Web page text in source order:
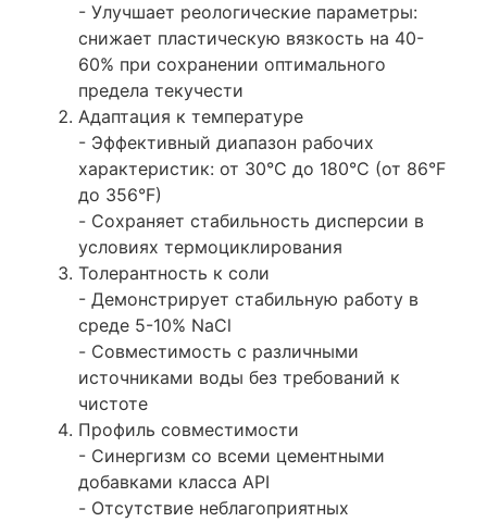
- Улучшает реологические параметры:
снижает пластическую вязкость на 40-
60% при сохранении оптимального
предела текучести
Адаптация к температуре
- Эффективный диапазон рабочих
характеристик: от 30°C до 180°C (от 86°F
до 356°F)
- Сохраняет стабильность дисперсии в
условиях термоциклирования
Толерантность к соли
- Демонстрирует стабильную работу в
среде 5-10% NaCl
- Совместимость с различными
источниками воды без требований к
чистоте
Профиль совместимости
- Синергизм со всеми цементными
добавками класса API
- Отсутствие неблагоприятных